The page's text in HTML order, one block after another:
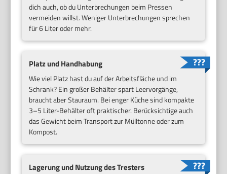
dich auch, ob du Unterbrechungen beim Pressen
vermeiden willst. Weniger Unterbrechungen sprechen
für 6 Liter oder mehr.
Platz und Handhabung
Wie viel Platz hast du auf der Arbeitsfläche und im
Schrank? Ein großer Behälter spart Leervorgänge,
braucht aber Stauraum. Bei enger Küche sind kompakte
3–5 Liter-Behälter oft praktischer. Berücksichtige auch
das Gewicht beim Transport zur Mülltonne oder zum
Kompost.
Lagerung und Nutzung des Tresters